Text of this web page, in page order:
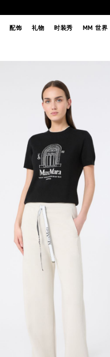
配饰 礼物 时装秀 MM 世界